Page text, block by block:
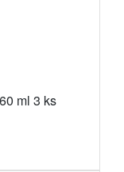
ml 3 ks